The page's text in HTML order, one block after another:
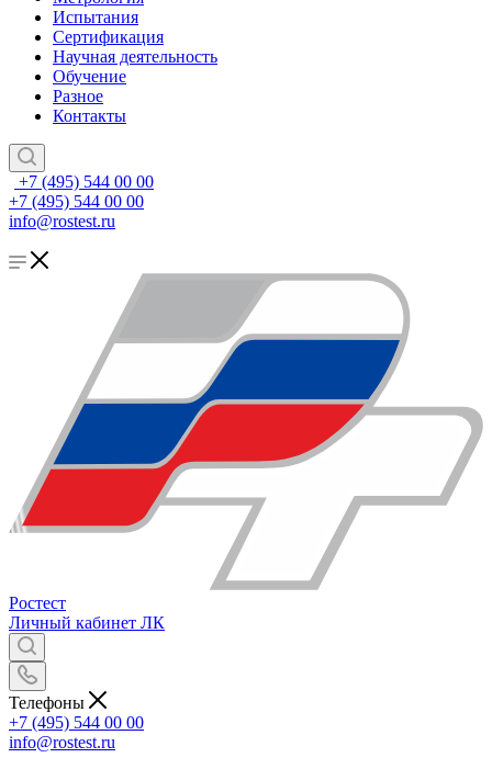
Испытания
Сертификация
Научная деятельность
Обучение
Разное
Контакты
+7 (495) 544 00 00
+7 (495) 544 00 00
info@rostest.ru
Ростест
Личный кабинет ЛК
Телефоны
+7 (495) 544 00 00
info@rostest.ru